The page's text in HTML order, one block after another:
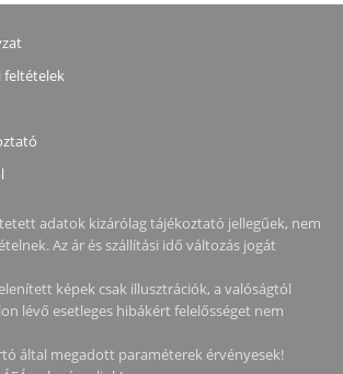
feltételek
adatok kizárólag tájékoztató jellegűek, nem
Az ár és szállítási idő változás jogát
képek csak illusztrációk, a valóságtól
lévő esetleges hibákért felelősséget nem
által megadott paraméterek érvényesek!